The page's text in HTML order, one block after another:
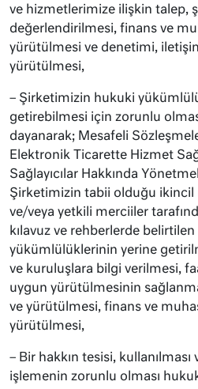
ve hizmetlerimize ilişkin talep,
değerlendirilmesi, finans ve
yürütülmesi ve denetimi,
yürütülmesi,
– Şirketimizin hukuki
getirebilmesi için zorunlu
dayanarak; Mesafeli
Elektronik Ticarette Hizmet
Sağlayıcılar Hakkında
Şirketimizin tabii olduğu ikincil
ve/veya yetkili merciiler
kılavuz ve rehberlerde
yükümlülüklerinin yerine
ve kuruluşlara bilgi verilmesi,
uygun yürütülmesinin
ve yürütülmesi, finans ve
yürütülmesi,
– Bir hakkın tesisi,
işlemenin zorunlu olması